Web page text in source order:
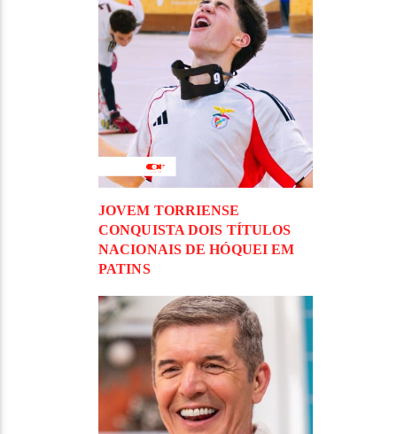
JOVEM TORRIENSE
CONQUISTA DOIS TÍTULOS
NACIONAIS DE HÓQUEI EM
PATINS